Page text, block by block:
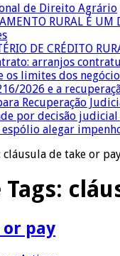
de Direito Agrário
RURAL É UM
DE CRÉDITO
arranjos
os limites dos
2026 e a
Recuperação
por decisão
alegar
cláusula de take or
pay